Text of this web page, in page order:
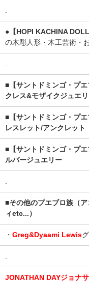
●【HOPI KACHINA
の木彫人形・木工芸術・
■【サントドミンゴ・プ
クレス&モザイクジュエ
■【サントドミンゴ・プ
レスレット/アンクレット
■【サントドミンゴ・プ
ルバージュエリー
■その他のプエブロ族（
ィetc...）
・ Greg&Dyaami Lewis
JONATHAN DAYジョナ